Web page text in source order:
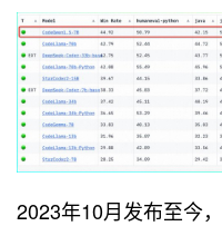
2023年10月发布至今